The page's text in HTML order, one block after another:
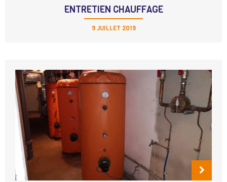
ENTRETIEN CHAUFFAGE
9 JUILLET 2019